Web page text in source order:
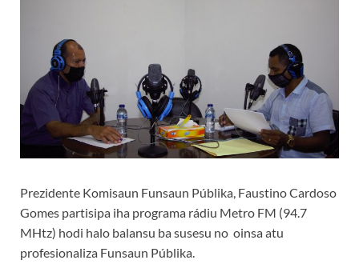
Prezidente Komisaun Funsaun Públika, Faustino Cardoso
Gomes partisipa iha programa rádiu Metro FM (94.7
MHtz) hodi halo balansu ba susesu no oinsa atu
profesionaliza Funsaun Públika.